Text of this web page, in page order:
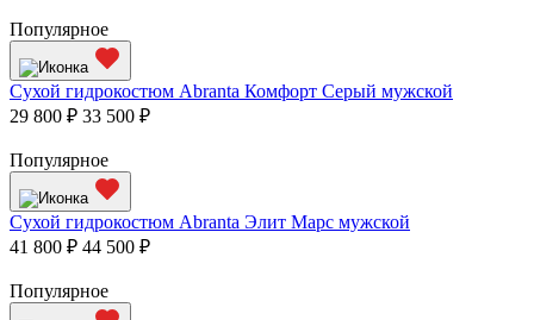
Популярное
Сухой гидрокостюм Abranta Комфорт Серый мужской
29 800 ₽ 33 500 ₽
Популярное
Сухой гидрокостюм Abranta Элит Марс мужской
41 800 ₽ 44 500 ₽
Популярное